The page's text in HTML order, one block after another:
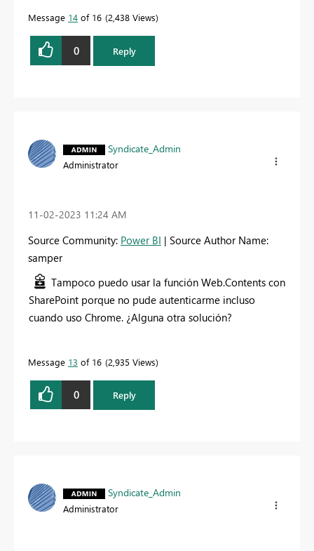
Message 14 of 16 2,438 Views
0 Reply
Syndicate_Admin
Administrator
‎11-02-2023 11:24 AM
Source Community: Power BI | Source Author Name:
samper
Tampoco puedo usar la función Web.Contents con
SharePoint porque no pude autenticarme incluso
cuando uso Chrome. ¿Alguna otra solución?
Message 13 of 16 2,935 Views
0 Reply
Syndicate_Admin
Administrator